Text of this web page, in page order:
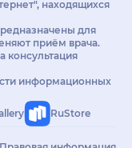
находящихся
для
приём врача.
консультация
информационных
RuStore